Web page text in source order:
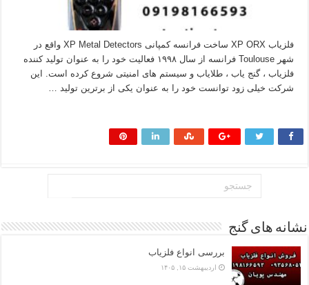
فلزیاب XP ORX ساخت فرانسه کمپانی XP Metal Detectors واقع در
شهر Toulouse فرانسه از سال ۱۹۹۸ فعالیت خود را به عنوان تولید کننده
فلزیاب ، گنج یاب ، طلایاب و سیستم های امنیتی شروع کرده است. این
شرکت خیلی زود توانست خود را به عنوان یکی از برترین تولید …
نشانه های گنج
بررسی انواع فلزیاب
اردیبهشت ۱۵, ۱۴۰۵